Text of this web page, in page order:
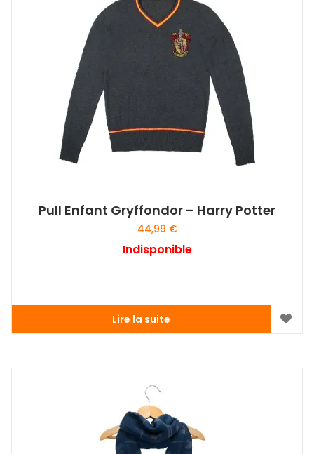
Pull Enfant Gryffondor – Harry Potter
44,99 €
Indisponible
Lire la suite